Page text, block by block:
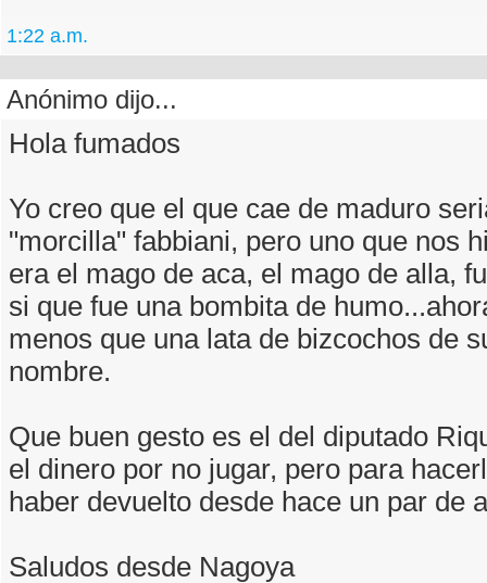
1:22 a.m.
Anónimo dijo...
Hola fumados
Yo creo que el que cae de maduro
"morcilla" fabbiani, pero uno que nos
era el mago de aca, el mago de alla,
si que fue una bombita de
menos que una lata de bizcochos de
nombre.
Que buen gesto es el del diputado
el dinero por no jugar, pero para
haber devuelto desde hace un par de
Saludos desde Nagoya